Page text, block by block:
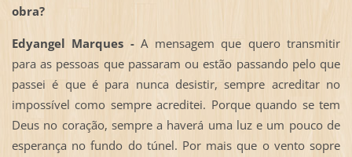
obra?
Edyangel Marques -A mensagem que quero transmitir
para as pessoas que passaram ou estão passando pelo que
passei é que é para nunca desistir, sempre acreditar no
impossível como sempre acreditei. Porque quando se tem
Deus no coração, sempre a haverá uma luz e um pouco de
esperança no fundo do túnel. Por mais que o vento sopre